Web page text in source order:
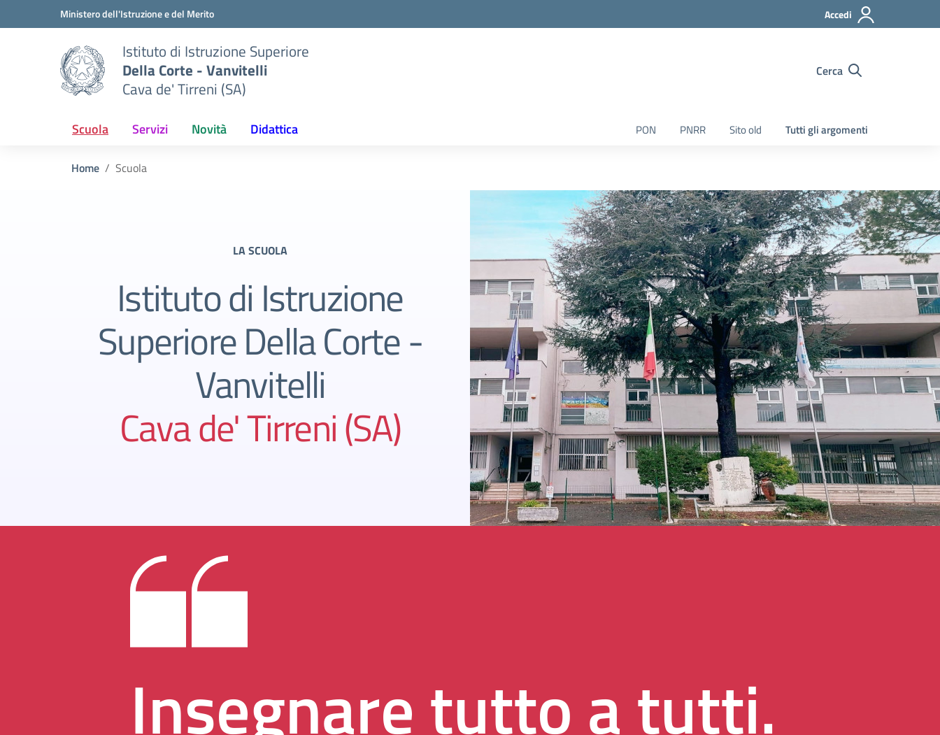
Vai ai contenuti
Vai al menu di navigazioneMinistero dell'Istruzione e del Merito Accedi
Istituto di Istruzione Superiore
Della Corte - Vanvitelli
Cava de' Tirreni (SA)
Cerca
Scuola Servizi Novità Didattica PON PNRR Sito old Tutti gli argomenti
Home Scuola
LA SCUOLA
Istituto di Istruzione
Superiore Della Corte -
Vanvitelli
Cava de' Tirreni (SA)
Insegnare tutto a tutti.